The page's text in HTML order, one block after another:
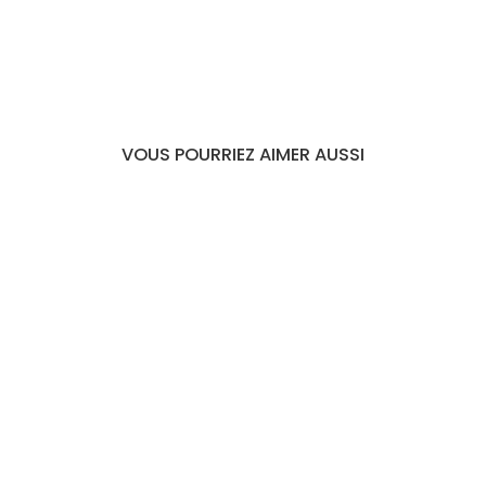
VOUS POURRIEZ AIMER AUSSI